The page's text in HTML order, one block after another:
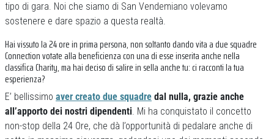
tipo di gara. Noi che siamo di San Vendemiano volevamo
sostenere e dare spazio a questa realtà.
Hai vissuto la 24 ore in prima persona, non soltanto dando vita a due squadre
Connection votate alla beneficienza con una di esse inserita anche nella
classifica Charity, ma hai deciso di salire in sella anche tu: ci racconti la tua
esperienza?
E’ bellissimo aver creato due squadre dal nulla, grazie anche
all’apporto dei nostri dipendenti. Mi ha conquistato il concetto
non-stop della 24 Ore, che dà l’opportunità di pedalare anche di